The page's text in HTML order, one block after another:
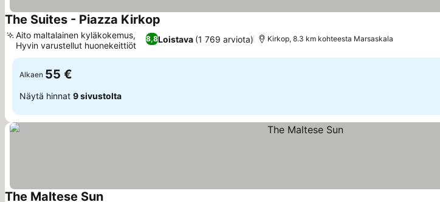
The Suites - Piazza Kirkop
8,8Loistava (1 769 arviota)
Aito maltalainen kyläkokemus,
Hyvin varustellut huonekeittiöt
Kirkop, 8.3 km kohteesta Marsaskala
Alkaen 55 €
Näytä hinnat 9 sivustolta
The Maltese Sun